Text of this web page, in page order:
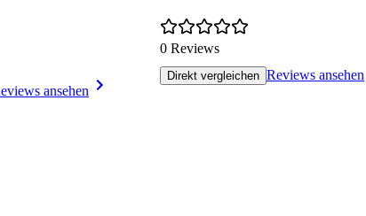
ansehen
0 Reviews
Direkt vergleichen Reviews ansehen